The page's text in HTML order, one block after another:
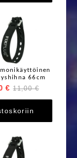
66cm
€ 11,00 €